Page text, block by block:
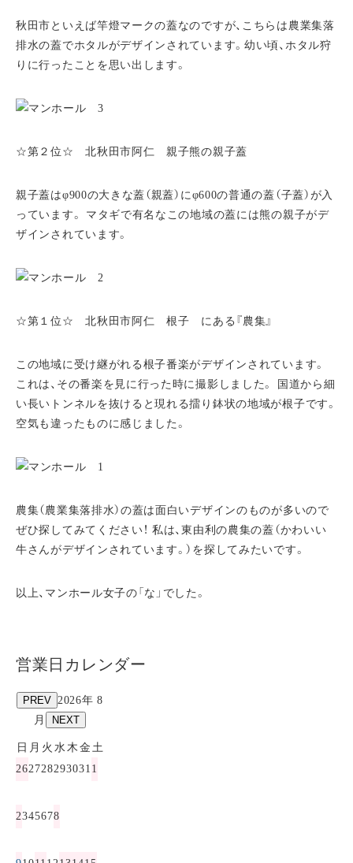
秋田市といえば竿燈マークの蓋なのですが、こちらは農業集落
排水の蓋でホタルがデザインされています。幼い頃、ホタル狩
りに行ったことを思い出します。
☆第２位☆ 北秋田市阿仁 親子熊の親子蓋
親子蓋はφ900の大きな蓋（親蓋）にφ600の普通の蓋（子蓋）が入
っています。 マタギで有名なこの地域の蓋には熊の親子がデ
ザインされています。
☆第１位☆ 北秋田市阿仁 根子 にある『農集』
この地域に受け継がれる根子番楽がデザインされています。
これは、その番楽を見に行った時に撮影しました。 国道から細
い長いトンネルを抜けると現れる擂り鉢状の地域が根子です。
空気も違ったものに感じました。
農集（農業集落排水）の蓋は面白いデザインのものが多いので
ぜひ探してみてください！ 私は、東由利の農集の蓋（かわいい
牛さんがデザインされています。）を探してみたいです。
以上、マンホール女子の「な」でした。
営業日カレンダー
PREV 2026年 8
月
NEXT
日 月 火 水木 金 土
262728293031 1
2345678